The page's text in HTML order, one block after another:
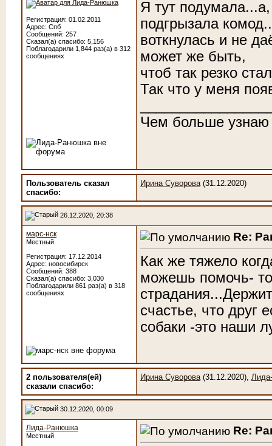
Регистрация: 01.02.2011
Адрес: Спб
Сообщений: 257
Сказал(а) спасибо: 5,156
Поблагодарили 1,844 раз(а) в 312
сообщениях
Я тут
подгрызала
воткнулась и не
может же быть,
чтоб так резко
Так что у меня
Чем больше
Пользователь сказал
cпасибо:
Ирина Суворова(31.12.2020)
26.12.2020, 20:38
марс-нск
Местный
Регистрация: 17.12.2014
Адрес: новосибирск
Сообщений: 388
Сказал(а) спасибо: 3,030
Поблагодарили 861 раз(а) в 318
сообщениях
Re:
Как же тяжело
можешь помочь-
счастье, что друг
собаки -это наши
2 пользователя(ей)
сказали cпасибо:
Ирина Суворова(31.12.2020),
30.12.2020, 00:09
Лида-Ранюшка
Местный Re: